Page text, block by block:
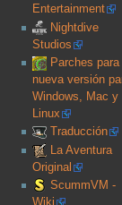
Entertainment
Nightdive
Studios
Parches para
nueva versión
Windows, Mac y
Linux
Traducción
La Aventura
Original
ScummVM -
Wiki